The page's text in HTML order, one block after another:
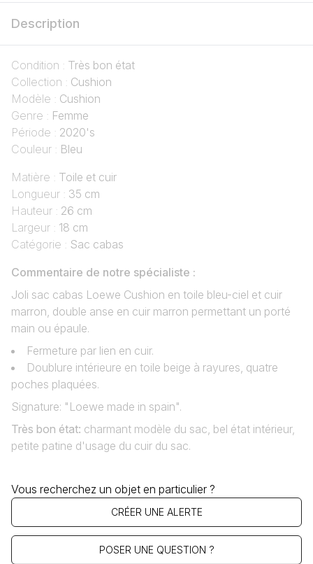
Description
Condition : Très bon état
Collection : Cushion
Modèle : Cushion
Genre : Femme
Période : 2020's
Couleur : Bleu
Matière : Toile et cuir
Longueur : 35 cm
Hauteur : 26 cm
Largeur : 18 cm
Catégorie : Sac cabas
Commentaire de notre spécialiste :
Joli sac cabas Loewe Cushion en toile bleu-ciel et cuir
marron, double anse en cuir marron permettant un porté
main ou épaule.
Fermeture par lien en cuir.
Doublure intérieure en toile beige à rayures, quatre
poches plaquées.
Signature: "Loewe made in spain".
Très bon état: charmant modèle du sac, bel état intérieur,
petite patine d'usage du cuir du sac.
Vous recherchez un objet en particulier ?
CRÉER UNE ALERTE
POSER UNE QUESTION ?